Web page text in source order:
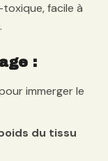
facile à
:
immerger le
du tissu